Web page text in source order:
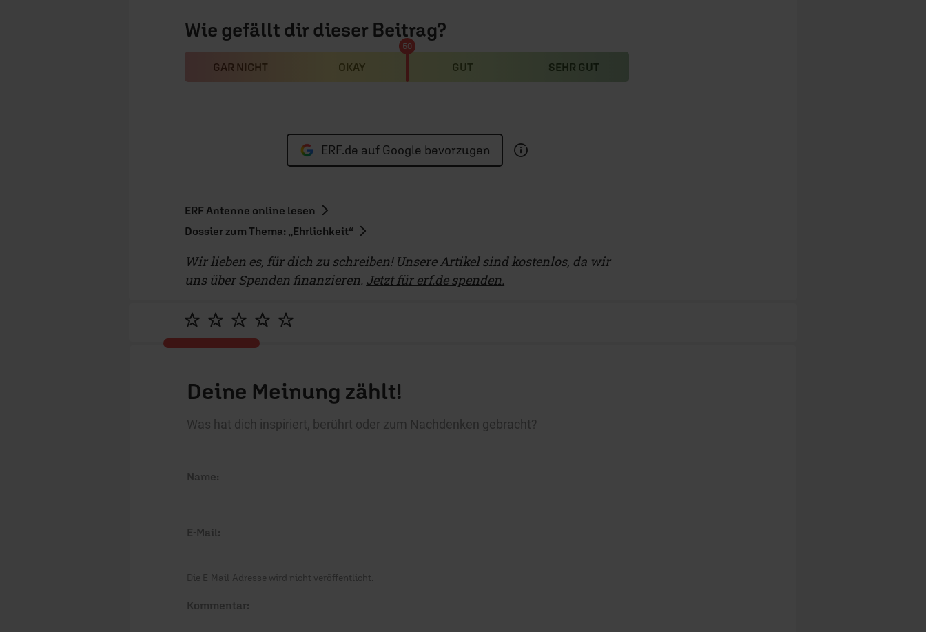
Wie gefällt dir dieser Beitrag?
GAR NICHT OKAY GUT SEHR GUT
50
ERF.de auf Google bevorzugen
ERF Antenne online lesen
Dossier zum Thema: „Ehrlichkeit“
Wir lieben es, für dich zu schreiben! Unsere Artikel sind kostenlos, da wir
uns über Spenden finanzieren. Jetzt für erf.de spenden.
Deine Meinung zählt!
Was hat dich inspiriert, berührt oder zum Nachdenken gebracht?
Name:
E-Mail:
Die E-Mail-Adresse wird nicht veröffentlicht.
Kommentar: